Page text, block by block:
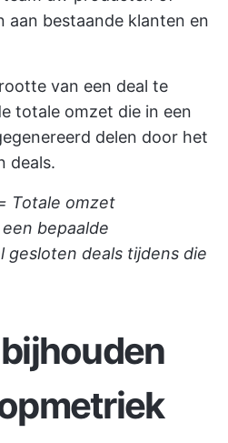
aan bestaande klanten en
van een deal te
totale omzet die in een
delen door het
deals.
Totale omzet
bepaalde
gesloten deals tijdens die